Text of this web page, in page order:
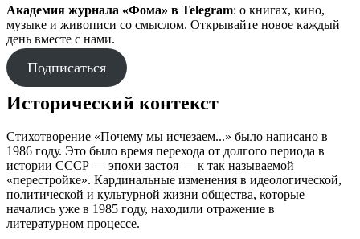
Академия журнала «Фома» в Telegram: о книгах, кино,
музыке и живописи со смыслом. Открывайте новое каждый
день вместе с нами.
Подписаться
Исторический контекст
Стихотворение «Почему мы исчезаем...» было написано в
1986 году. Это было время перехода от долгого периода в
истории СССР — эпохи застоя — к так называемой
«перестройке». Кардинальные изменения в идеологической,
политической и культурной жизни общества, которые
начались уже в 1985 году, находили отражение в
литературном процессе.